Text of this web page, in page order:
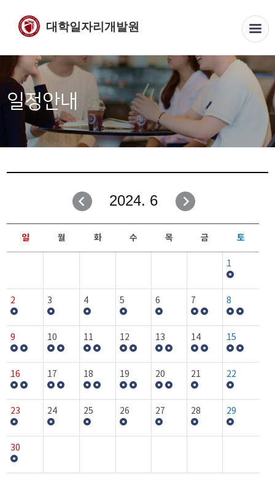
대학일자리개발원
일정안내
2024. 6
일 월 화 수 목 금 토
1
2 3 4 5 6 7 8
9 10 11 12 13 14 15
16 17 18 19 20 21 22
23 24 25 26 27 28 29
30